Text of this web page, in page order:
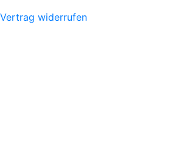
Vertrag widerrufen